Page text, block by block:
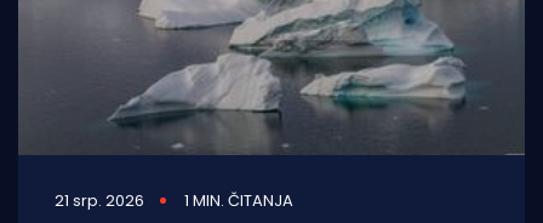
21 srp. 2026 1 MIN. ČITANJA